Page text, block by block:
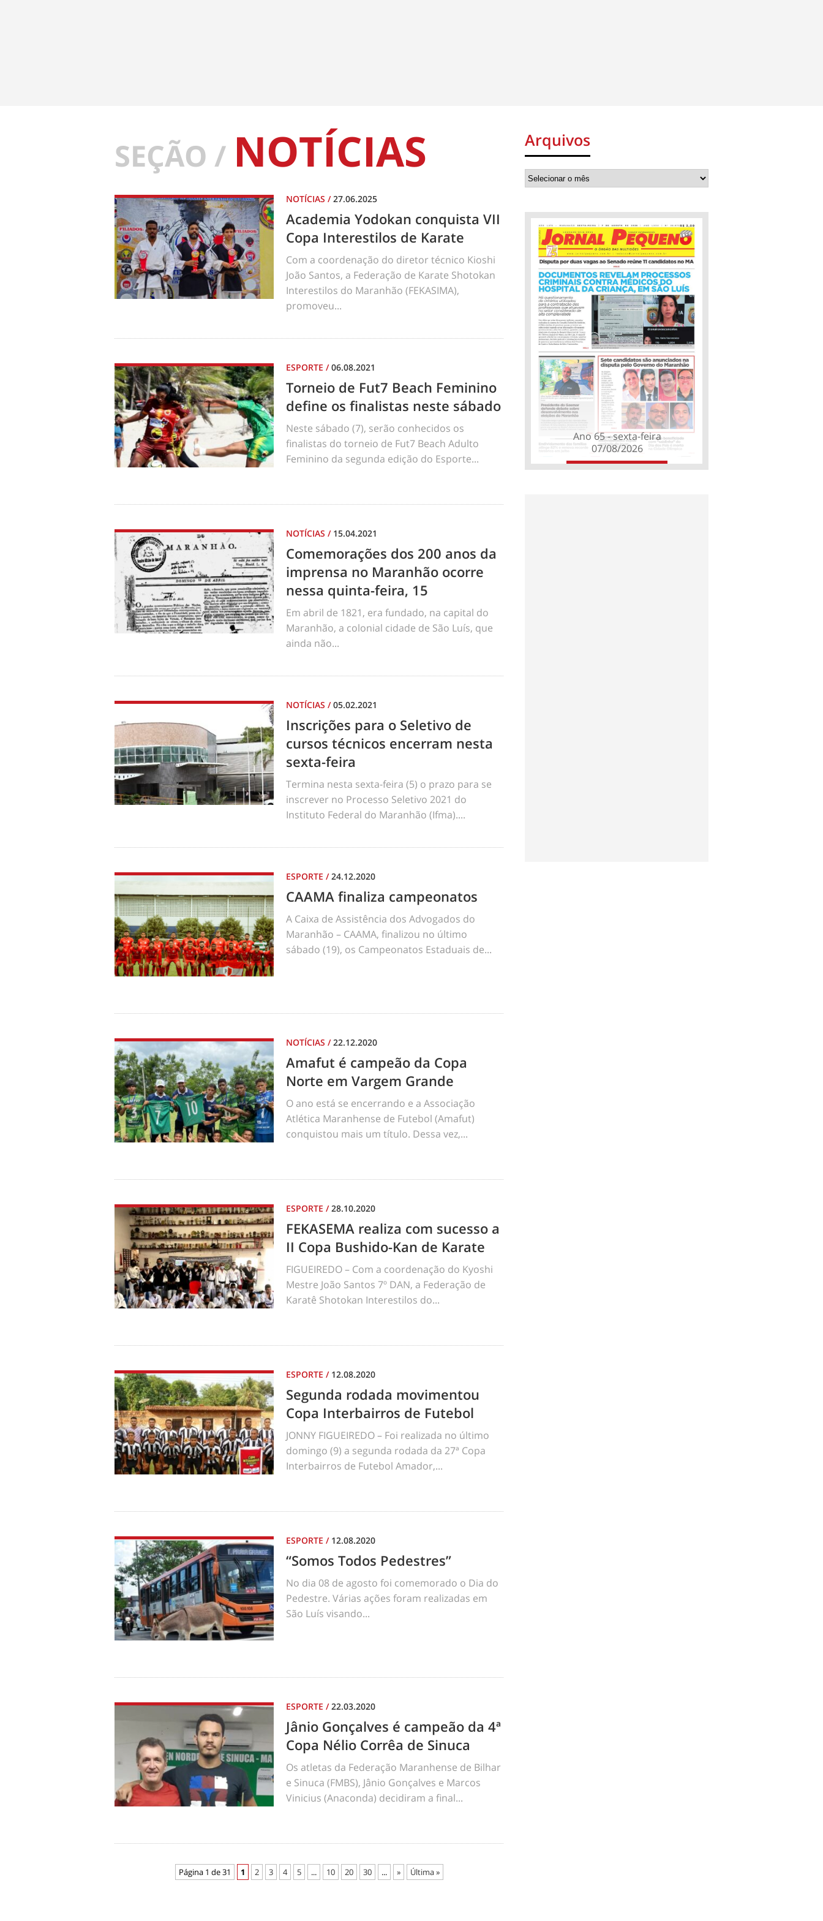
SEÇÃO / NOTÍCIAS
NOTÍCIAS /27.06.2025
Academia Yodokan conquista VII
Copa Interestilos de Karate
Com a coordenação do diretor técnico Kioshi
João Santos, a Federação de Karate Shotokan
Interestilos do Maranhão (FEKASIMA),
promoveu...
ESPORTE /06.08.2021
Torneio de Fut7 Beach Feminino
define os finalistas neste sábado
Neste sábado (7), serão conhecidos os
finalistas do torneio de Fut7 Beach Adulto
Feminino da segunda edição do Esporte...
NOTÍCIAS / 15.04.2021
Comemorações dos 200 anos da
imprensa no Maranhão ocorre
nessa quinta-feira, 15
Em abril de 1821, era fundado, na capital do
Maranhão, a colonial cidade de São Luís, que
ainda não...
NOTÍCIAS /05.02.2021
Inscrições para o Seletivo de
cursos técnicos encerram nesta
sexta-feira
Termina nesta sexta-feira (5) o prazo para se
inscrever no Processo Seletivo 2021 do
Instituto Federal do Maranhão (Ifma)....
ESPORTE /24.12.2020
CAAMA finaliza campeonatos
A Caixa de Assistência dos Advogados do
Maranhão – CAAMA, finalizou no último
sábado (19), os Campeonatos Estaduais de...
NOTÍCIAS /22.12.2020
Amafut é campeão da Copa
Norte em Vargem Grande
O ano está se encerrando e a Associação
Atlética Maranhense de Futebol (Amafut)
conquistou mais um título. Dessa vez,...
ESPORTE /28.10.2020
FEKASEMA realiza com sucesso a
II Copa Bushido-Kan de Karate
FIGUEIREDO – Com a coordenação do Kyoshi
Mestre João Santos 7º DAN, a Federação de
Karatê Shotokan Interestilos do...
ESPORTE / 12.08.2020
Segunda rodada movimentou
Copa Interbairros de Futebol
JONNY FIGUEIREDO – Foi realizada no último
domingo (9) a segunda rodada da 27ª Copa
Interbairros de Futebol Amador,...
ESPORTE / 12.08.2020
“Somos Todos Pedestres”
No dia 08 de agosto foi comemorado o Dia do
Pedestre. Várias ações foram realizadas em
São Luís visando...
ESPORTE /22.03.2020
Jânio Gonçalves é campeão da 4ª
Copa Nélio Corrêa de Sinuca
Os atletas da Federação Maranhense de Bilhar
e Sinuca (FMBS), Jânio Gonçalves e Marcos
Vinicius (Anaconda) decidiram a final...
Página 1 de 31 1 2 3 4 5 ... 10 20 30 ... » Última »
Arquivos
Ano 65 - sexta-feira
07/08/2026